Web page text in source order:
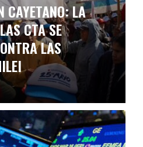
CAYETANO: LA
CTA SE
LAS